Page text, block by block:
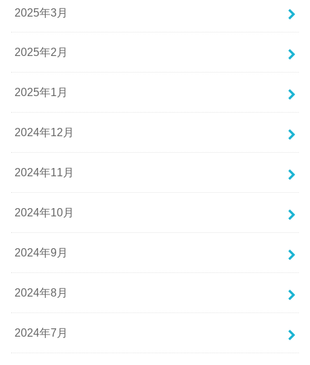
2025年3月
2025年2月
2025年1月
2024年12月
2024年11月
2024年10月
2024年9月
2024年8月
2024年7月